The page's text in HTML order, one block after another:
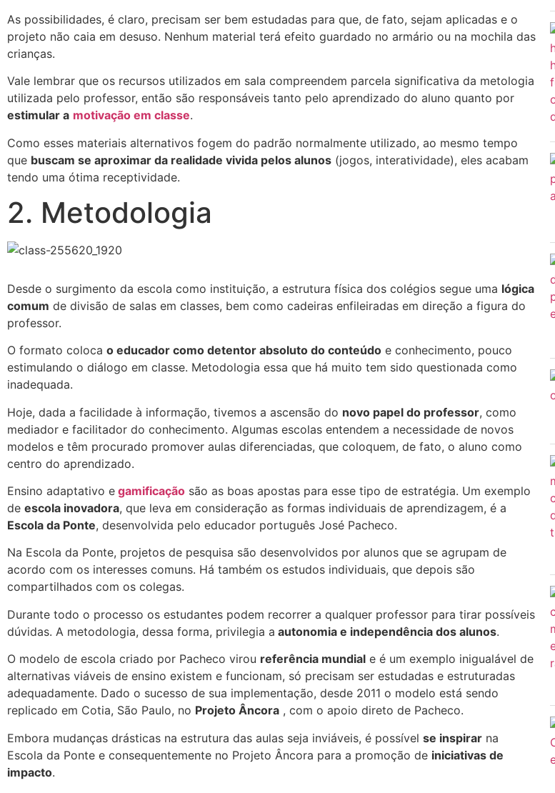
As possibilidades, é claro, precisam ser bem estudadas para que, de fato, sejam aplicadas e o
projeto não caia em desuso. Nenhum material terá efeito guardado no armário ou na mochila das
crianças.
Vale lembrar que os recursos utilizados em sala compreendem parcela significativa da metologia
utilizada pelo professor, então são responsáveis tanto pelo aprendizado do aluno quanto por
estimular a motivação em classe.
Como esses materiais alternativos fogem do padrão normalmente utilizado, ao mesmo tempo
que buscam se aproximar da realidade vivida pelos alunos (jogos, interatividade), eles acabam
tendo uma ótima receptividade.
2. Metodologia
Desde o surgimento da escola como instituição, a estrutura física dos colégios segue uma lógica
comum de divisão de salas em classes, bem como cadeiras enfileiradas em direção a figura do
professor.
O formato coloca o educador como detentor absoluto do conteúdo e conhecimento, pouco
estimulando o diálogo em classe. Metodologia essa que há muito tem sido questionada como
inadequada.
Hoje, dada a facilidade à informação, tivemos a ascensão do novo papel do professor, como
mediador e facilitador do conhecimento. Algumas escolas entendem a necessidade de novos
modelos e têm procurado promover aulas diferenciadas, que coloquem, de fato, o aluno como
centro do aprendizado.
Ensino adaptativo e gamificação são as boas apostas para esse tipo de estratégia. Um exemplo
de escola inovadora, que leva em consideração as formas individuais de aprendizagem, é a
Escola da Ponte, desenvolvida pelo educador português José Pacheco.
Na Escola da Ponte, projetos de pesquisa são desenvolvidos por alunos que se agrupam de
acordo com os interesses comuns. Há também os estudos individuais, que depois são
compartilhados com os colegas.
Durante todo o processo os estudantes podem recorrer a qualquer professor para tirar possíveis
dúvidas. A metodologia, dessa forma, privilegia a autonomia e independência dos alunos.
O modelo de escola criado por Pacheco virou referência mundial e é um exemplo inigualável de
alternativas viáveis de ensino existem e funcionam, só precisam ser estudadas e estruturadas
adequadamente. Dado o sucesso de sua implementação, desde 2011 o modelo está sendo
replicado em Cotia, São Paulo, no Projeto Âncora , com o apoio direto de Pacheco.
Embora mudanças drásticas na estrutura das aulas seja inviáveis, é possível se inspirar na
Escola da Ponte e consequentemente no Projeto Âncora para a promoção de iniciativas de
impacto.